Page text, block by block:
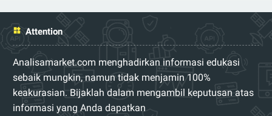
Attention
Analisamarket.com menghadirkan informasi edukasi
sebaik mungkin, namun tidak menjamin 100%
keakurasian. Bijaklah dalam mengambil keputusan atas
informasi yang Anda dapatkan